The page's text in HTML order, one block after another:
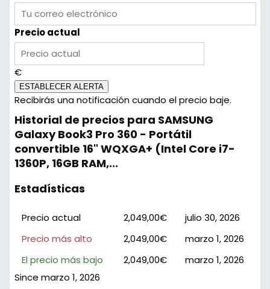
Precio actual
€
ESTABLECER ALERTA
Recibirás una notificación cuando el precio baje.
Historial de precios para SAMSUNG
Galaxy Book3 Pro 360 - Portátil
convertible 16" WQXGA+ (Intel Core i7-
1360P, 16GB RAM,...
Estadísticas
Precio actual 2,049,00€
julio 30, 2026
Precio más alto
2,049,00€
marzo 1, 2026
El precio más bajo
2,049,00€
marzo 1, 2026
Since marzo 1, 2026